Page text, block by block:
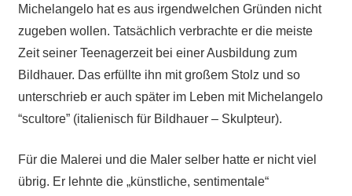
Michelangelo hat es aus irgendwelchen Gründen nicht
zugeben wollen. Tatsächlich verbrachte er die meiste
Zeit seiner Teenagerzeit bei einer Ausbildung zum
Bildhauer. Das erfüllte ihn mit großem Stolz und so
unterschrieb er auch später im Leben mit Michelangelo
“scultore” (italienisch für Bildhauer – Skulpteur).
Für die Malerei und die Maler selber hatte er nicht viel
übrig. Er lehnte die „künstliche, sentimentale“